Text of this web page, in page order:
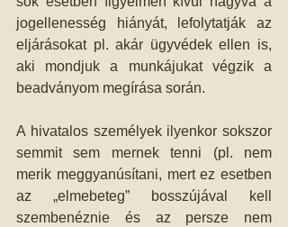
jogellenesség hiányát, lefolytatják az
eljárásokat pl. akár ügyvédek ellen is,
aki mondjuk a munkájukat végzik a
beadványom megírása során.
A hivatalos személyek ilyenkor sokszor
semmit sem mernek tenni (pl. nem
merik meggyanúsítani, mert ez esetben
az „elmebeteg” bosszújával kell
szembenéznie és az persze nem